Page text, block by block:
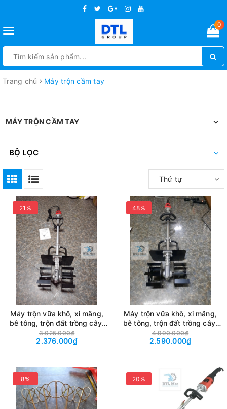
Toggle
0
Trang chủ Máy trộn cầm tay
MÁY TRỘN CẦM TAY
BỘ LỌC
Thứ tự
21%
Máy trộn vữa khô, xi măng,
bê tông, trộn đất trồng cây.
ZEMAI 4800W điều tốc 9
cấp
3.025.000₫
2.376.000₫
48%
Máy trộn vữa khô, xi măng,
bê tông, trộn đất trồng cây.
Máy xới đất YINGLING 220V
công suất 3850W
4.990.000₫
2.590.000₫
8% 20%